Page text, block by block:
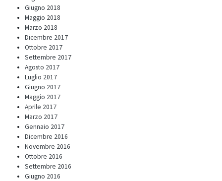
Giugno 2018
Maggio 2018
Marzo 2018
Dicembre 2017
Ottobre 2017
Settembre 2017
Agosto 2017
Luglio 2017
Giugno 2017
Maggio 2017
Aprile 2017
Marzo 2017
Gennaio 2017
Dicembre 2016
Novembre 2016
Ottobre 2016
Settembre 2016
Giugno 2016